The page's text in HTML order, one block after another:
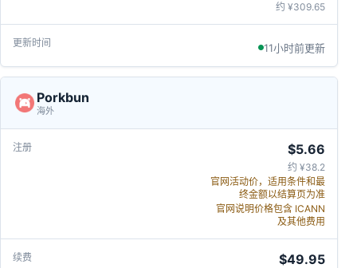
约 ¥309.65
11小时前更新
Porkbun
海外
$5.66
约 ¥38.2
官网活动价，适用条件和最
终金额以结算页为准
官网说明价格包含 ICANN
及其他费用
$49.95